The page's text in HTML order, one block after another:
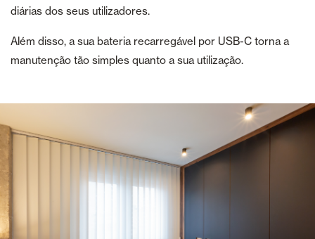
diárias dos seus utilizadores.
Além disso, a sua bateria recarregável por USB-C torna a
manutenção tão simples quanto a sua utilização.